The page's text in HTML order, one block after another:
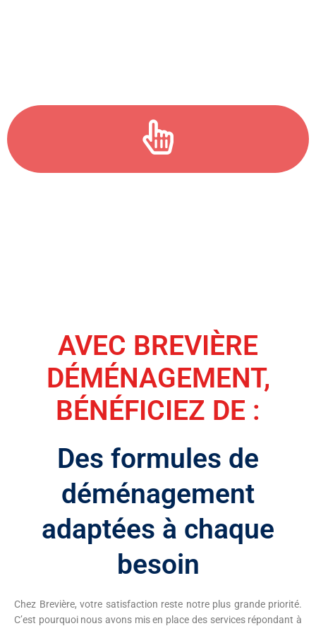
AVEC BREVIÈRE
DÉMÉNAGEMENT,
BÉNÉFICIEZ DE :
Des formules de
déménagement
adaptées à chaque
besoin
Chez Brevière, votre satisfaction reste notre plus grande priorité.
C’est pourquoi nous avons mis en place des services répondant à